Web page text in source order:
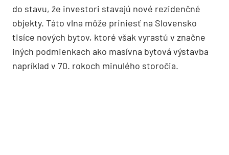
do stavu, že investori stavajú nové rezidenčné
objekty. Táto vlna môže priniesť na Slovensko
tisíce nových bytov, ktoré však vyrastú v značne
iných podmienkach ako masívna bytová výstavba
napríklad v 70. rokoch minulého storočia.